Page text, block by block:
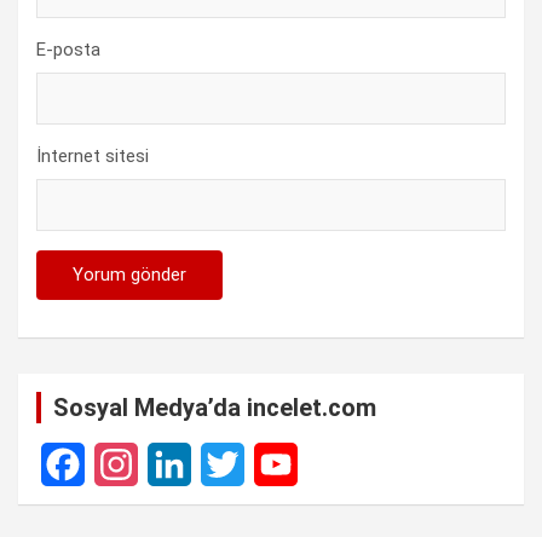
E-posta
İnternet sitesi
Sosyal Medya’da incelet.com
F
I
L
T
Y